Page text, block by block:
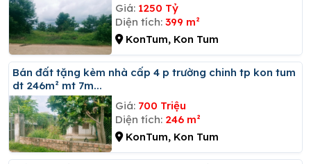
Giá: 1250 Tỷ
Diện tích: 399 m²
KonTum, Kon Tum
Bán đất tặng kèm nhà cấp 4 p trường chinh tp kon tum
dt 246m² mt 7m...
Giá: 700 Triệu
Diện tích: 246 m²
KonTum, Kon Tum